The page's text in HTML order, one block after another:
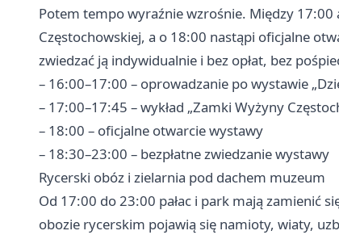
Potem tempo wyraźnie wzrośnie. Między 17:00
Częstochowskiej, a o 18:00 nastąpi oficjalne
zwiedzać ją indywidualnie i bez opłat, bez
– 16:00–17:00 – oprowadzanie po wystawie
– 17:00–17:45 – wykład „Zamki Wyżyny
– 18:00 – oficjalne otwarcie wystawy
– 18:30–23:00 – bezpłatne zwiedzanie wystawy
Rycerski obóz i zielarnia pod dachem muzeum
Od 17:00 do 23:00 pałac i park mają zamienić
obozie rycerskim pojawią się namioty, wiaty,